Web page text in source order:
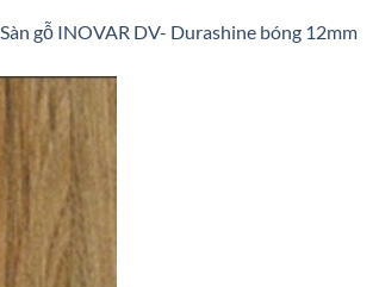
Sàn gỗ INOVAR DV- Durashine bóng 12mm